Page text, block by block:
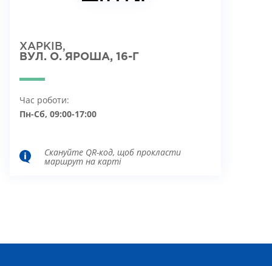
ХАРКІВ,
ВУЛ. О. ЯРОША, 16-Г
Час роботи:
Пн-Сб, 09:00-17:00
Скануйте QR-код, щоб прокласти
маршрут на карті